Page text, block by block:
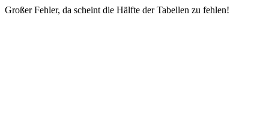
Großer Fehler, da scheint die Hälfte der Tabellen zu fehlen!